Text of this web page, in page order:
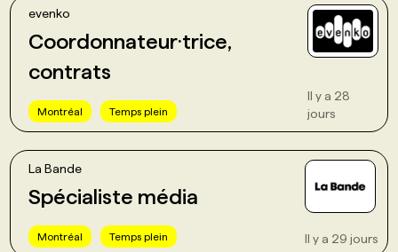
evenko
Coordonnateur·trice,
contrats
Montréal Temps plein
Il y a 28
jours
La Bande
Spécialiste média
Montréal Temps plein Il y a 29 jours